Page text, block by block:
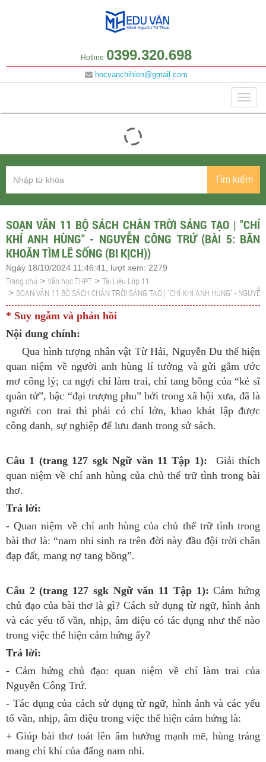
Hotline 0399.320.698
hocvanchihien@gmail.com
Tìm kiếm
SOẠN VĂN 11 BỘ SÁCH CHÂN TRỜI SÁNG TẠO | "CHÍ
KHÍ ANH HÙNG" - NGUYỄN CÔNG TRỨ (BÀI 5: BĂN
KHOĂN TÌM LẼ SỐNG (BI KỊCH))
Ngày 18/10/2024 11:46:41, lượt xem: 2279
Trang chủ > Văn học THPT > Tài Liệu Lớp 11
> SOẠN VĂN 11 BỘ SÁCH CHÂN TRỜI SÁNG TẠO | "CHÍ KHÍ ANH HÙNG" -
* Suy ngẫm và phản hồi
Nội dung chính:
Qua hình tượng nhân vật Từ Hải, Nguyễn Du thể hiện
quan niệm về người anh hùng lí tưởng và gửi gắm ước
mơ công lý; ca ngợi chí làm trai, chí tang bồng của “kẻ sĩ
quân tử”, bậc “đại trượng phu” bởi trong xã hội xưa, đã là
người con trai thì phải có chí lớn, khao khát lập được
công danh, sự nghiệp để lưu danh trong sử sách.
Câu 1 (trang 127 sgk Ngữ văn 11 Tập 1): Giải thích
quan niệm về chí anh hùng của chủ thể trữ tình trong bài
thơ.
Trả lời:
- Quan niệm về chí anh hùng của chủ thể trữ tình trong
bài thơ là: “nam nhi sinh ra trên đời này đầu đội trời chân
đạp đất, mang nợ tang bồng”.
Câu 2 (trang 127 sgk Ngữ văn 11 Tập 1):Cảm hứng
chủ đạo của bài thơ là gì? Cách sử dụng từ ngữ, hình ảnh
và các yếu tố vần, nhịp, âm điệu có tác dụng như thế nào
trong việc thể hiện cảm hứng ấy?
Trả lời:
- Cảm hứng chủ đạo: quan niệm về chí làm trai của
Nguyễn Công Trứ.
- Tác dụng của cách sử dụng từ ngữ, hình ảnh và các yếu
tố vần, nhịp, âm điệu trong việc thể hiện cảm hứng là:
+ Giúp bài thơ toát lên âm hưởng mạnh mẽ, hùng tráng
mang chí khí của đấng nam nhi.